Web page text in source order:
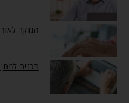
המוקד
תכנית